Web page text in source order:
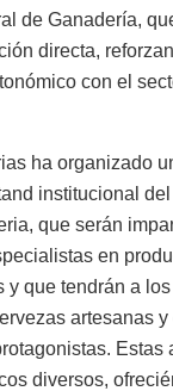
de Ganadería,
directa,
con el
ha organizado
institucional
que serán
en
y que tendrán a
artesanas
Estas
diversos,